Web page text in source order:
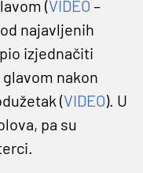
(VIDEO –
najavljenih
izjednačiti
glavom nakon
(VIDEO). U
pa su